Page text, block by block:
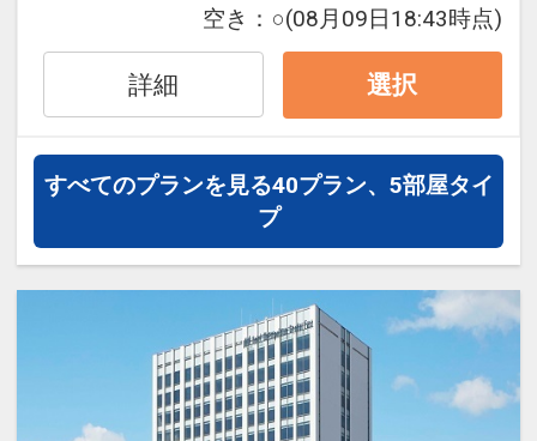
ホテル京阪 仙台ではチェックイン前・チ
ェックアウト後の
お荷物のお預かりを無料で承っておりま
すので
できます♪
JR/地下鉄 仙台駅より徒歩約8分の好立
杜の都”仙台”の象徴であるケヤキ並木で
有名な青葉通りに面しております。
ビジネス・観光の拠点にぜひ☆
空き： ○(08月09日18:43時点)
詳細 選択
すべてのプランを見る40プラン、5部屋タイ
プ